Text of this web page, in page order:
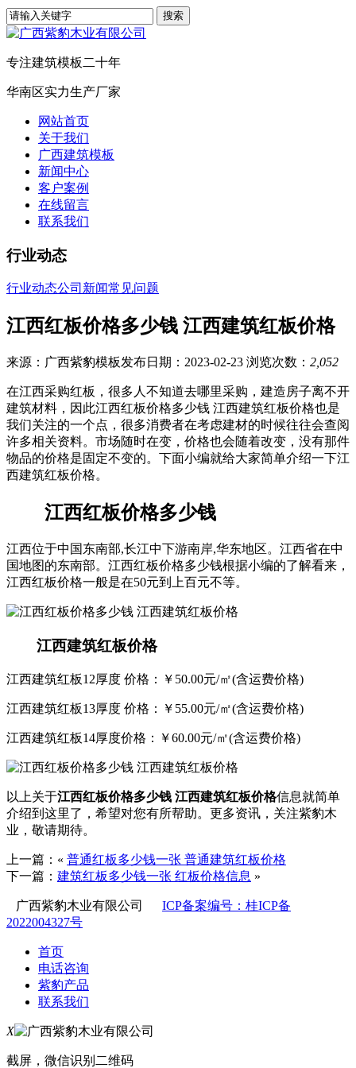
专注建筑模板二十年
华南区实力生产厂家
网站首页
关于我们
广西建筑模板
新闻中心
客户案例
在线留言
联系我们
行业动态
行业动态公司新闻常见问题
江西红板价格多少钱 江西建筑红板价格
来源：广西紫豹模板发布日期：2023-02-23 浏览次数： 2,052
在江西采购红板，很多人不知道去哪里采购，建造房子离不开
建筑材料，因此江西红板价格多少钱 江西建筑红板价格也是
我们关注的一个点，很多消费者在考虑建材的时候往往会查阅
许多相关资料。市场随时在变，价格也会随着改变，没有那件
物品的价格是固定不变的。下面小编就给大家简单介绍一下江
西建筑红板价格。
江西红板价格多少钱
江西位于中国东南部,长江中下游南岸,华东地区。江西省在中
国地图的东南部。江西红板价格多少钱根据小编的了解看来，
江西红板价格一般是在50元到上百元不等。
江西建筑红板价格
江西建筑红板12厚度 价格：￥50.00元/㎡(含运费价格)
江西建筑红板13厚度 价格：￥55.00元/㎡(含运费价格)
江西建筑红板14厚度价格：￥60.00元/㎡(含运费价格)
以上关于江西红板价格多少钱 江西建筑红板价格信息就简单
介绍到这里了，希望对您有所帮助。更多资讯，关注紫豹木
业，敬请期待。
上一篇：« 普通红板多少钱一张 普通建筑红板价格
下一篇： 建筑红板多少钱一张 红板价格信息 »
广西紫豹木业有限公司 ICP备案编号：桂ICP备
2022004327号
首页
电话咨询
紫豹产品
联系我们
X
截屏，微信识别二维码